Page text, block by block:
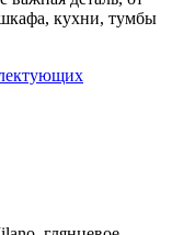
шкафа, кухни, тумбы